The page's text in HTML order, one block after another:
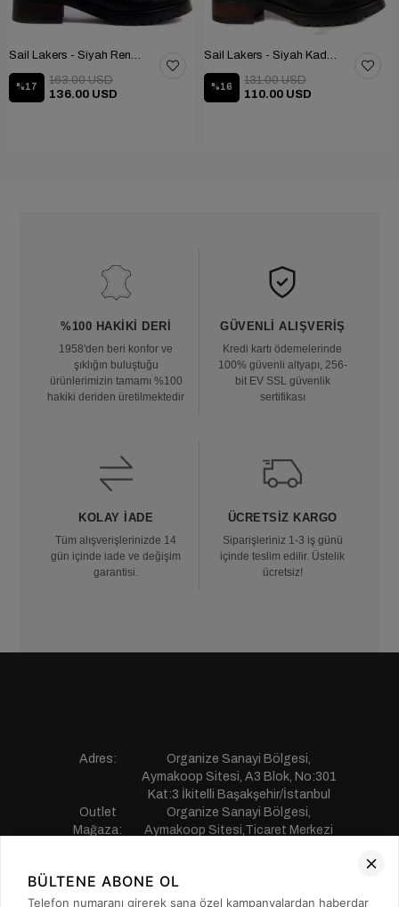
%17
136.00 USD
163.00 USD
%16
110.00 USD
131.00 USD
%100 HAKIKI DERI
1958'den beri konfor ve
şıklığın buluştuğu
ürünlerimizin tamamı %100
hakiki deriden üretilmektedir
GÜVENLI ALIŞVERIŞ
Kredi kartı ödemelerinde
100% güvenli altyapı, 256-
bit EV SSL güvenlik
sertifikası
KOLAY İADE
Tüm alışverişlerinizde 14
gün içinde iade ve değişim
garantisi.
ÜCRETSIZ KARGO
Siparişleriniz 1-3 iş günü
içinde teslim edilir. Üstelik
ücretsiz!
Adres:
Organize Sanayi Bölgesi,
Aymakoop Sitesi, A3 Blok, No:301
Kat:3 İkitelli Başakşehir/İstanbul
Outlet
Mağaza:
Organize Sanayi Bölgesi,
Aymakoop Sitesi,Ticaret Merkezi
Telefon:
0850 441 55 77
E-mail:
musterihizmetleri@saillakers.com.tr
BÜLTENE ABONE OL
Telefon numaranı girerek sana özel kampanyalardan haberdar